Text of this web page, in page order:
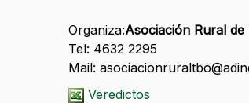
Organiza:Asociación Rural
Tel: 4632 2295
Mail:
Veredictos